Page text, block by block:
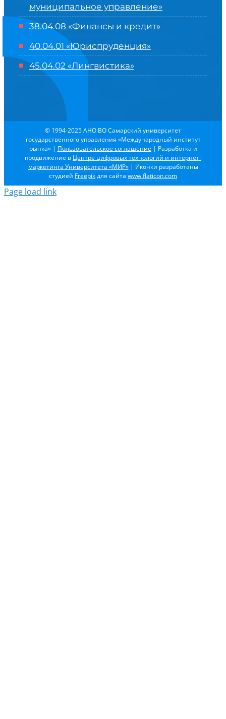
муниципальное управление»
38.04.08 «Финансы и кредит»
40.04.01 «Юриспруденция»
45.04.02 «Лингвистика»
© 1994-2025 АНО ВО Самарский университет
государственного управления «Международный институт
рынка» | Пользовательское соглашение | Разработка и
продвижение в Центре цифровых технологий и интернет-
маркетинга Университета «МИР»| Иконки разработаны
студией Freepikдля сайта www.flaticon.com
Page load link